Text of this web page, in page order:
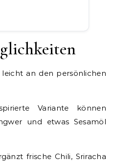
leicht an den persönlichen
Variante können
und etwas Sesamöl
frische Chili, Sriracha